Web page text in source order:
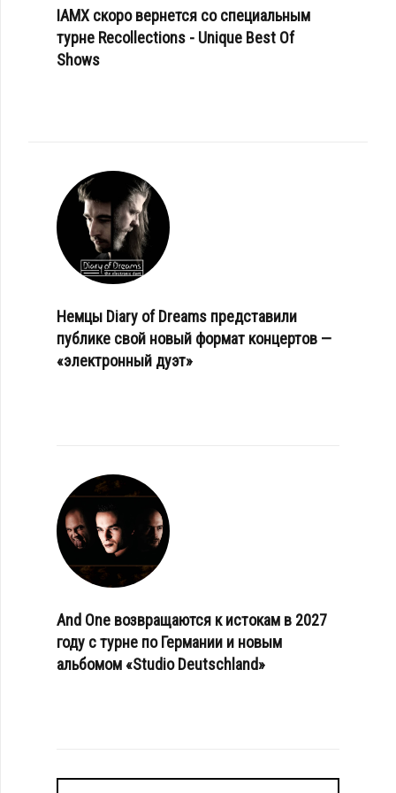
IAMX скоро вернется со специальным
турне Recollections - Unique Best Of
Shows
Немцы Diary of Dreams представили
публике свой новый формат концертов —
«электронный дуэт»
And One возвращаются к истокам в 2027
году с турне по Германии и новым
альбомом «Studio Deutschland»